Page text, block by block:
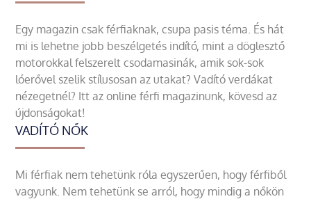
Egy magazin csak férfiaknak, csupa pasis téma. És hát
mi is lehetne jobb beszélgetés indító, mint a döglesztő
motorokkal felszerelt csodamasinák, amik sok-sok
lóerővel szelik stílusosan az utakat? Vadító verdákat
nézegetnél? Itt az online férfi magazinunk, kövesd az
újdonságokat!
VADÍTÓ NŐK
Mi férfiak nem tehetünk róla egyszerűen, hogy férfiből
vagyunk. Nem tehetünk se arról, hogy mindig a nőkön